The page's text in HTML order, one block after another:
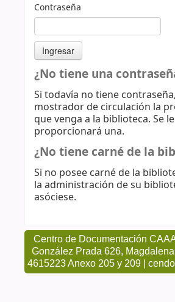
Contraseña
¿No tiene una
Si todavía no tiene
mostrador de circulación la
que venga a la biblioteca. Se le
proporcionará una.
¿No tiene carné de la
Si no posee carné de la
la administración de su
asóciese.
Centro de Documentación
González Prada 626,
4615223 Anexo 205 y 209 |